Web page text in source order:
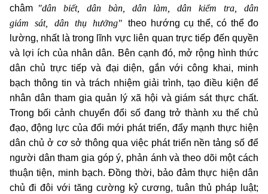
châm
"dân biết, dân bàn, dân làm, dân kiểm tra, dân
giám sát, dân thụ hưởng"theo hướng cụ thể, có thể đo
lường, nhất là trong lĩnh vực liên quan trực tiếp đến quyền
và lợi ích của nhân dân. Bên cạnh đó, mở rộng hình thức
dân chủ trực tiếp và đại diện, gắn với công khai, minh
bạch thông tin và trách nhiệm giải trình, tạo điều kiện để
nhân dân tham gia quản lý xã hội và giám sát thực chất.
Trong bối cảnh chuyển đổi số đang trở thành xu thế chủ
đạo, động lực của đổi mới phát triển, đẩy mạnh thực hiện
dân chủ ở cơ sở thông qua việc phát triển nền tảng số để
người dân tham gia góp ý, phản ánh và theo dõi một cách
thuận tiện, minh bạch. Đồng thời, bảo đảm thực hiện dân
chủ đi đôi với tăng cường kỷ cương, tuân thủ pháp luật;